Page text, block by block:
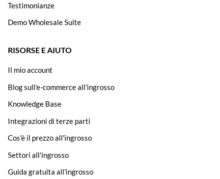
Testimonianze
Demo Wholesale Suite
RISORSE E AIUTO
Il mio account
Blog sull'e-commerce all'ingrosso
Knowledge Base
Integrazioni di terze parti
Cos'è il prezzo all'ingrosso
Settori all'ingrosso
Guida gratuita all'ingrosso